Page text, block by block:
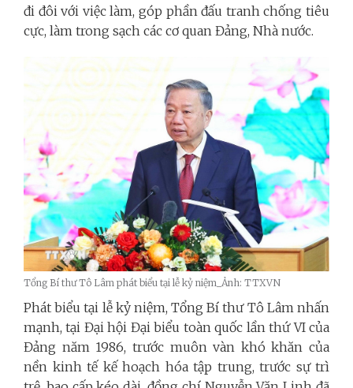
đi đôi với việc làm, góp phần đấu tranh chống tiêu
cực, làm trong sạch các cơ quan Đảng, Nhà nước.
Tổng Bí thư Tô Lâm phát biểu tại lễ kỷ niệm_Ảnh: TTXVN
Phát biểu tại lễ kỷ niệm, Tổng Bí thư Tô Lâm nhấn
mạnh, tại Đại hội Đại biểu toàn quốc lần thứ VI của
Đảng năm 1986, trước muôn vàn khó khăn của
nền kinh tế kế hoạch hóa tập trung, trước sự trì